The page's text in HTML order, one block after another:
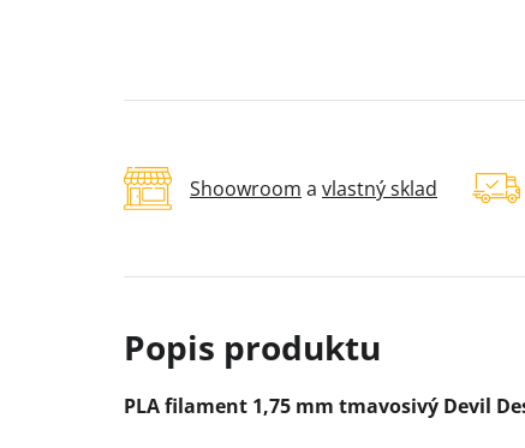
Shoowroom a vlastný sklad
PLA filament 1,75 mm tmavosivý Devil